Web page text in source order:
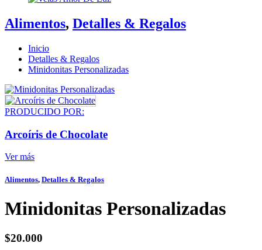
Alimentos, Detalles & Regalos
Inicio
Detalles & Regalos
Minidonitas Personalizadas
PRODUCIDO POR:
Arcoíris de Chocolate
Ver más
Alimentos, Detalles & Regalos
Minidonitas Personalizadas
$20.000